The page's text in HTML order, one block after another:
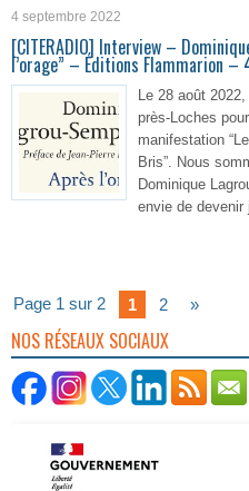
4 septembre 2022
[CITERADIO] Interview –
l’orage” – Éditions Flammarion
Le 28 août
près-Loches
manifestation
Bris”. Nous
Dominique
envie de devenir
Page 1 sur 2 1 2 »
NOS RÉSEAUX SOCIAUX